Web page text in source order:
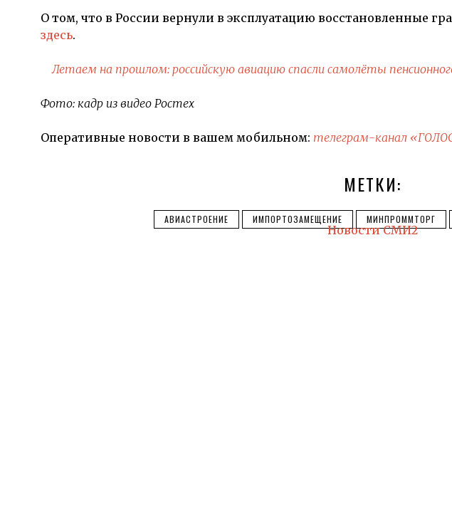
О том, что в России вернули в эксплуатацию восстановленные
здесь.
Летаем на прошлом: российскую авиацию спасли самолёты
Фото: кадр из видео Ростех
Оперативные новости в вашем мобильном: телеграм-канал
МЕТКИ:
АВИАСТРОЕНИЕ ИМПОРТОЗАМЕЩЕНИЕ МИНПРОММТОРГ
Новости СМИ2